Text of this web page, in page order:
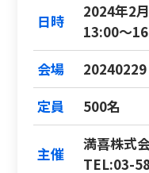
日時
2024年2
13:00～
会場
定員
500名
主催
満喜株式
TEL:03-